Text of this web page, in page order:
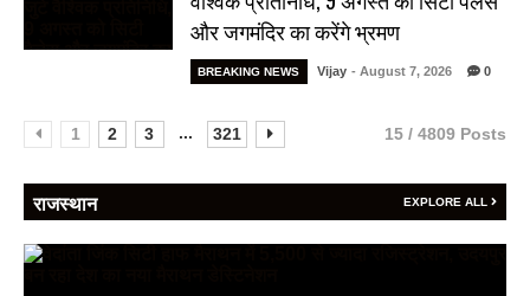
और जगमंदिर का करेंगे भ्रमण
BREAKING NEWS Vijay - August 7, 2026 0
1 2 3 ... 321 15 / 4809 Posts
राजस्थान EXPLORE ALL